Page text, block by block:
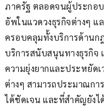
ภาครัฐ ตลอดจนผู้ประกอ
อัพในแวดวงธุรกิจต่างๆ แ
ครอบคลุมทั้งบริการด้านก
บริการสนับสนุนทางธุรกิจ
ความยุ่งยากและประหยัด
ต่างๆ สามารถประมาณกา
ได้ชัดเจน และที่สำคัญยัง